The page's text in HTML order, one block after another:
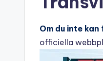
Om du inte kan
officiella